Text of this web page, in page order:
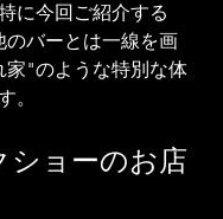
に今回ご紹介する
のバーとは一線を画
"のような特別な体
。
ショーのお店